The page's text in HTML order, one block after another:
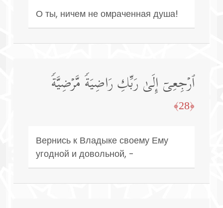
О ты, ничем не омраченная душа!
ٱرۡجِعِیۤ إِلَىٰ رَبِّكِ رَاضِیَةࣰ مَّرۡضِیَّةࣰ
﴿28﴾
Вернись к Владыке своему Ему
угодной и довольной, -